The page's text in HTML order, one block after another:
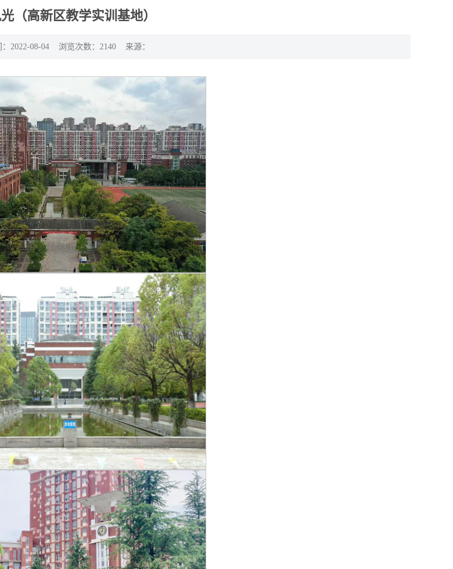
（高新区教学实训基地）
：2022-08-04 浏览次数： 2140 来源：